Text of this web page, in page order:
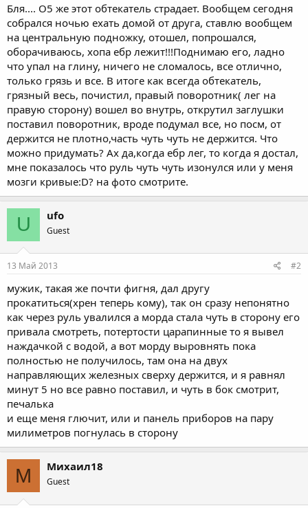
Бля.... О5 же этот обтекатель страдает. Вообщем сегодня
собрался ночью ехать домой от друга, ставлю вообщем
на центральную подножку, отошел, попрошался,
оборачиваюсь, хопа ебр лежит!!!Поднимаю его, ладно
что упал на глину, ничего не сломалось, все отлично,
только грязь и все. В итоге как всегда обтекатель,
грязный весь, почистил, правый поворотник( лег на
правую сторону) вошел во внутрь, открутил заглушки
поставил поворотник, вроде подумал все, но посм, от
держится не плотно,часть чуть чуть не держится. Что
можно придумать? Ах да,когда ебр лег, то когда я достал,
мне показалось что руль чуть чуть изонулся или у меня
мозги кривые:D? на фото смотрите.
U ufo
Guest
13 Май 2013 #2
мужик, такая же почти фигня, дал другу
прокатиться(хрен теперь кому), так он сразу непонятно
как через руль увалился а морда стала чуть в сторону его
привала смотреть, потертости царапинные то я вывел
наждачкой с водой, а вот морду выровнять пока
полностью не получилось, там она на двух
направляющих железных сверху держится, и я равнял
минут 5 но все равно поставил, и чуть в бок смотрит,
печалька
и еще меня глючит, или и панель приборов на пару
милиметров погнулась в сторону
М Михаил18
Guest